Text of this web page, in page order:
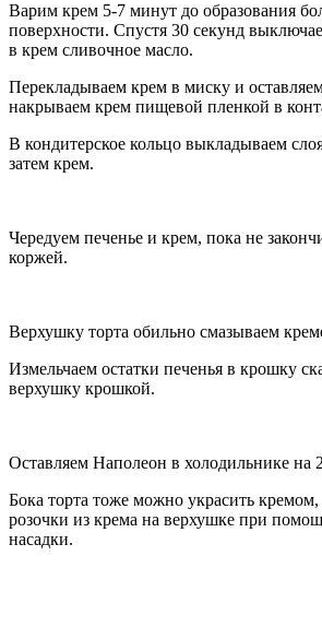
Варим крем 5-7 минут до образования
поверхности. Спустя 30 секунд
в крем сливочное масло.
Перекладываем крем в миску и
накрываем крем пищевой пленкой в
В кондитерское кольцо выкладываем
затем крем.
Чередуем печенье и крем, пока не
коржей.
Верхушку торта обильно смазываем
Измельчаем остатки печенья в крошку
верхушку крошкой.
Оставляем Наполеон в холодильнике на
Бока торта тоже можно украсить кремом,
розочки из крема на верхушке при
насадки.